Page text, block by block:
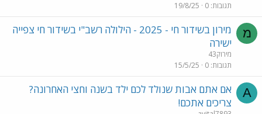
תגובות 0
19/8/25
מ
מירון בשידור חי - 2025 - הילולה רשב"י בשידור חי צפייה
ישירה
מירוק43
תגובות 0
15/5/25
A
אם אתם אבות שנולד לכם ילד בשנה וחצי האחרונה?
צריכים אתכם!